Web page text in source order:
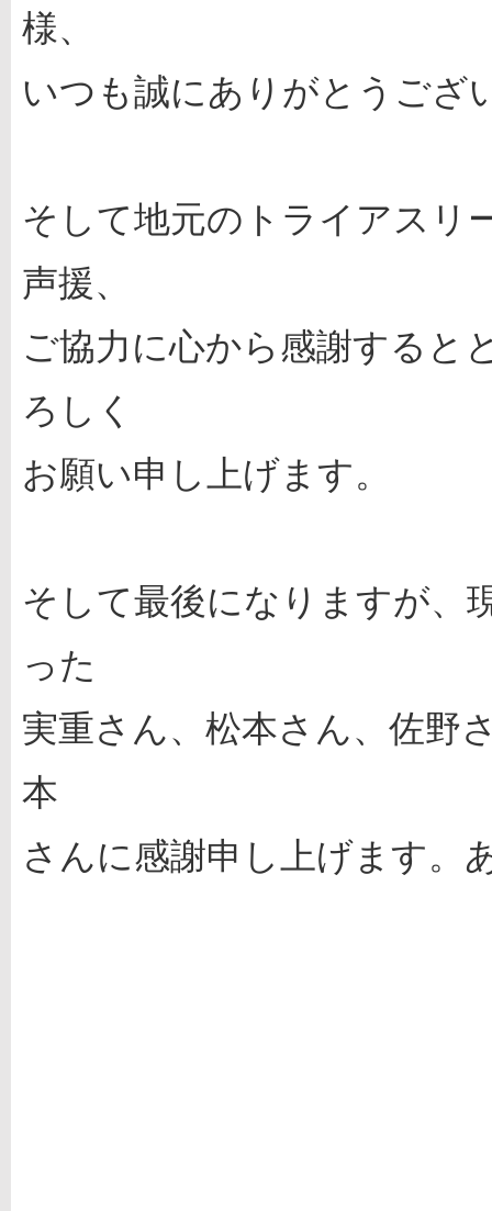
様、
いつも誠にありがとうござ
そして地元のトライアスリ
声援、
ご協力に心から感謝すると
ろしく
お願い申し上げます。
そして最後になりますが、
った
実重さん、松本さん、佐野
本
さんに感謝申し上げます。